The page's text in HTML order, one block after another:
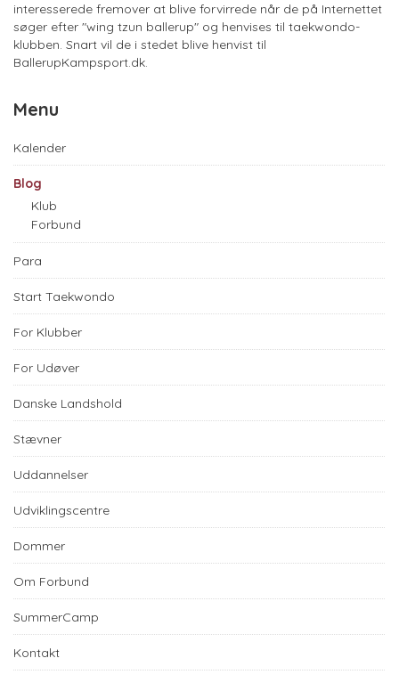
interesserede fremover at blive forvirrede når de på Internettet
søger efter "wing tzun ballerup" og henvises til taekwondo-
klubben. Snart vil de i stedet blive henvist til
BallerupKampsport.dk.
Menu
Kalender
Blog
Klub
Forbund
Para
Start Taekwondo
For Klubber
For Udøver
Danske Landshold
Stævner
Uddannelser
Udviklingscentre
Dommer
Om Forbund
SummerCamp
Kontakt